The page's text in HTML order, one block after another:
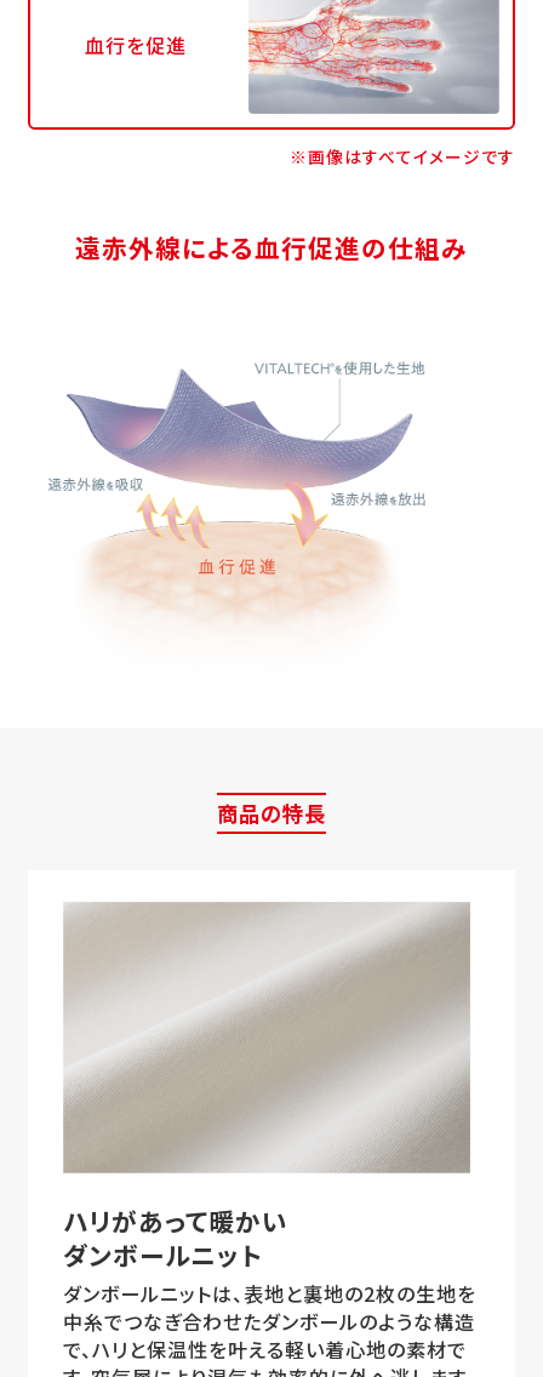
※画像はすべてイメージです
商品の特長
ダンボールニット
ダンボールニットは、表地と裏地の2枚の生地を
中糸でつなぎ合わせたダンボールのような構造
で、ハリと保温性を叶える軽い着心地の素材で
す。空気層により湿気も効率的に外へ逃します。